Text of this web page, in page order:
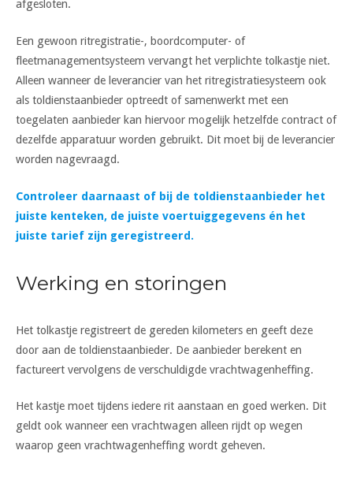
afgesloten.
Een gewoon ritregistratie-, boordcomputer- of
fleetmanagementsysteem vervangt het verplichte tolkastje niet.
Alleen wanneer de leverancier van het ritregistratiesysteem ook
als toldienstaanbieder optreedt of samenwerkt met een
toegelaten aanbieder kan hiervoor mogelijk hetzelfde contract of
dezelfde apparatuur worden gebruikt. Dit moet bij de leverancier
worden nagevraagd.
Controleer daarnaast of bij de toldienstaanbieder het
juiste kenteken, de juiste voertuiggegevens én het
juiste tarief zijn geregistreerd.
Werking en storingen
Het tolkastje registreert de gereden kilometers en geeft deze
door aan de toldienstaanbieder. De aanbieder berekent en
factureert vervolgens de verschuldigde vrachtwagenheffing.
Het kastje moet tijdens iedere rit aanstaan en goed werken. Dit
geldt ook wanneer een vrachtwagen alleen rijdt op wegen
waarop geen vrachtwagenheffing wordt geheven.